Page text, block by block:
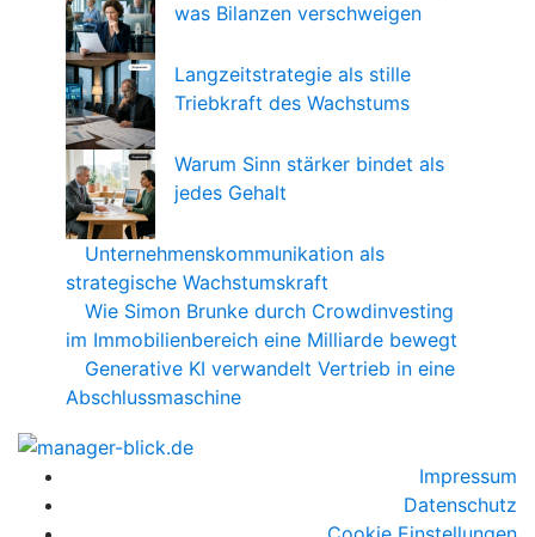
was Bilanzen verschweigen
Langzeitstrategie als stille
Triebkraft des Wachstums
Warum Sinn stärker bindet als
jedes Gehalt
Unternehmenskommunikation als
strategische Wachstumskraft
Wie Simon Brunke durch Crowdinvesting
im Immobilienbereich eine Milliarde bewegt
Generative KI verwandelt Vertrieb in eine
Abschlussmaschine
Impressum
Datenschutz